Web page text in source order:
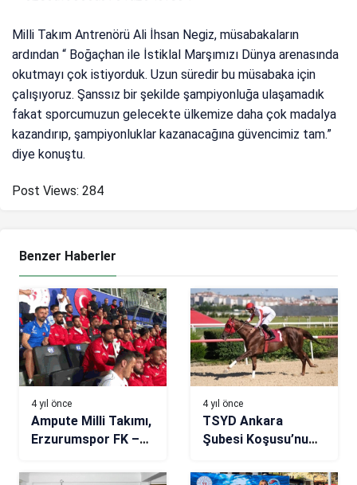
Milli Takım Antrenörü Ali İhsan Negiz, müsabakaların
ardından “ Boğaçhan ile İstiklal Marşımızı Dünya arenasında
okutmayı çok istiyorduk. Uzun süredir bu müsabaka için
çalışıyoruz. Şanssız bir şekilde şampiyonluğa ulaşamadık
fakat sporcumuzun gelecekte ülkemize daha çok madalya
kazandırıp, şampiyonluklar kazanacağına güvencimiz tam.”
diye konuştu.
Post Views: 284
Benzer Haberler
4 yıl önce
Ampute Milli Takımı,
Erzurumspor FK –
izledi
4 yıl önce
TSYD Ankara
Şubesi Koşusu’nu